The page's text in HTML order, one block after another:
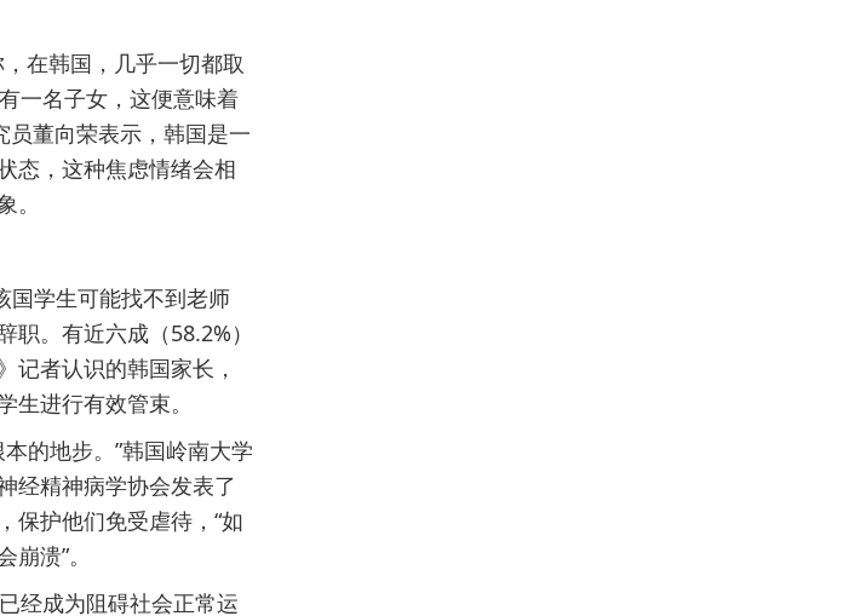
在韩国，几乎一切都取
一名子女，这便意味着
员董向荣表示，韩国是一
态，这种焦虑情绪会相
学生可能找不到老师
。有近六成（58.2%）
记者认识的韩国家长，
进行有效管束。
的地步。”韩国岭南大学
经精神病学协会发表了
保护他们免受虐待，“如
溃”。
经成为阻碍社会正常运